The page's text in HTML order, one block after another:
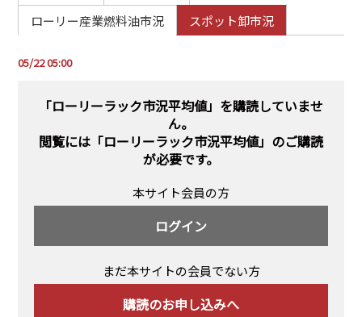
PRA原則
Q & A
お問い合わせ
サイトマップ
Rim Energy Media(韓国語)
ローリー産業燃料油市況
スポット卸市況
05/22 05:00
「ローリーラック市況平均値」を購読していませ
ん。
閲覧には 「ローリーラック市況平均値」のご購読
が必要です。
本サイト会員の方
ログイン
まだ本サイトの会員でない方
購読のお申し込みへ